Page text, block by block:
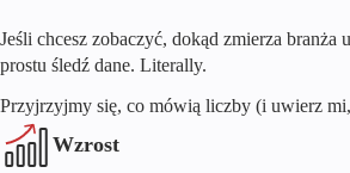
Jeśli chcesz zobaczyć, dokąd zmierza branża
prostu śledź dane. Literally.
Przyjrzyjmy się, co mówią liczby (i uwierz mi,
Wzrost